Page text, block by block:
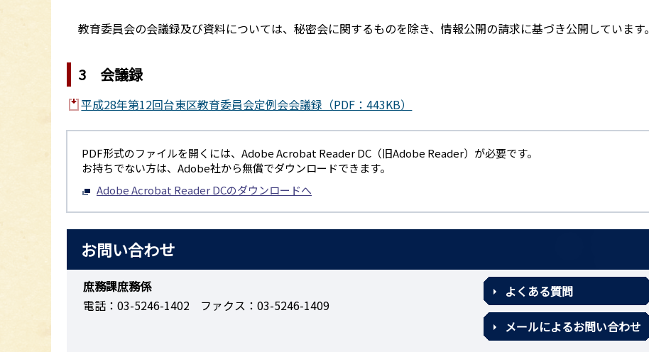
教育委員会の会議録及び資料については、秘密会に関するものを除き、情報公開の請求に基づき公開しています。
3 会議録
平成28年第12回台東区教育委員会定例会会議録（PDF：443KB）
PDF形式のファイルを開くには、Adobe Acrobat Reader DC（旧Adobe Reader）が必要です。
お持ちでない方は、Adobe社から無償でダウンロードできます。
Adobe Acrobat Reader DCのダウンロードへ
お問い合わせ
庶務課庶務係
電話：03-5246-1402
ファクス：03-5246-1409
よくある質問
メールによるお問い合わせ